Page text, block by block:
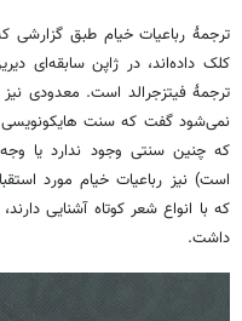
ترجمۀ رباعیات خیام طبق
کلک داده‌اند، در ژاپن سابقه‌ای
ترجمۀ فیتزجرالد است. معدودی
نمی‌شود گفت که سنت هایکونویسی
که چنین سنتی وجود ندارد یا
است) نیز رباعیات خیام مورد
که با انواع شعر کوتاه آشنایی
داشت.